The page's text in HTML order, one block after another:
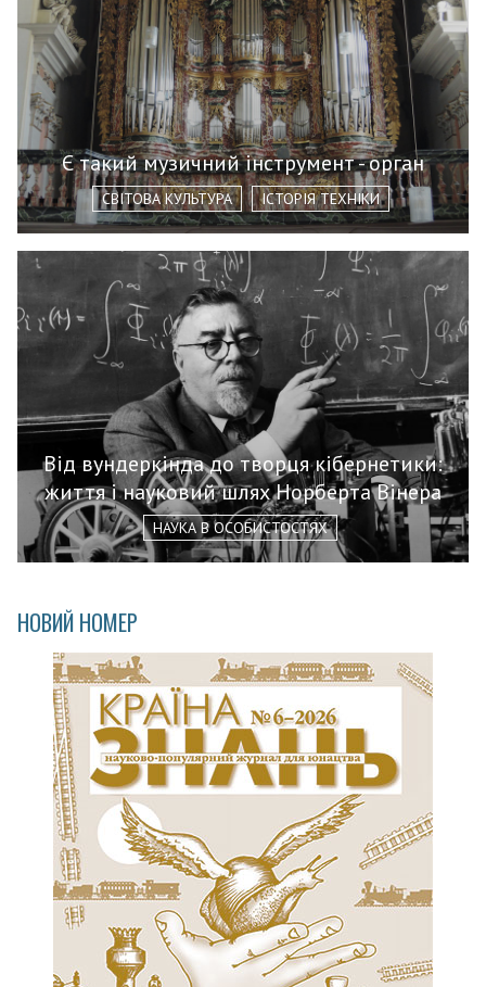
Є такий музичний інструмент - орган
СВІТОВА КУЛЬТУРА ІСТОРІЯ ТЕХНІКИ
Від вундеркінда до творця кібернетики:
життя і науковий шлях Норберта Вінера
НАУКА В ОСОБИСТОСТЯХ
НОВИЙ НОМЕР